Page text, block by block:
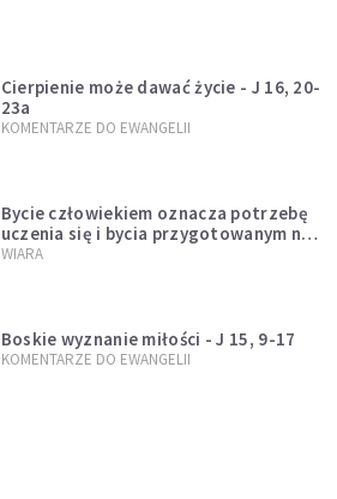
Cierpienie może dawać życie - J 16, 20-
23a
KOMENTARZE DO EWANGELII
Bycie człowiekiem oznacza potrzebę
uczenia się i bycia przygotowanym na
nowość każdej sytuacji
WIARA
Boskie wyznanie miłości - J 15, 9-17
KOMENTARZE DO EWANGELII